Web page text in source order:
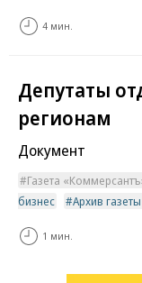
4 мин.
Депутаты
регионам
Документ
Газета
бизнес
Архив
1 мин.